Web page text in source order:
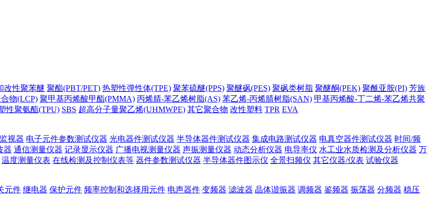
改性聚苯醚 聚酯(PBT/PET) 热塑性弹性体(TPE) 聚苯硫醚(PPS) 聚醚砜(PES) 聚砜类树脂 聚醚酮(PEK) 聚酰亚胺(PI) 芳族
物(LCP) 聚甲基丙烯酸甲酯(PMMA) 丙烯腈-苯乙烯树脂(AS) 苯乙烯-丙烯腈树脂(SAN) 甲基丙烯酸-丁二烯-苯乙烯共聚
性聚氨酯(TPU) SBS 超高分子量聚乙烯(UHMWPE) 其它聚合物 改性塑料 TPR EVA
监视器 电子元件参数测试仪器 光电器件测试仪器 半导体器件测试仪器 集成电路测试仪器 电真空器件测试仪器 时间/频
器 通信测量仪器 记录显示仪器 广播电视测量仪器 声振测量仪器 动态分析仪器 电导率仪 水工业水质检测及分析仪器 万
温度测量仪表 在线检测及控制仪表等 器件参数测试仪器 半导体器件图示仪 全景扫频仪 其它仪器/仪表 试验仪器
元件 继电器 保护元件 频率控制和选择用元件 电声器件 变频器 滤波器 晶体谐振器 调频器 鉴频器 振荡器 分频器 稳压